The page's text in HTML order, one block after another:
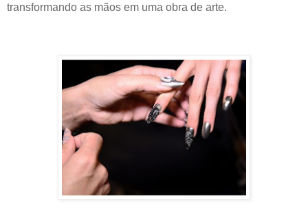
transformando as mãos em uma obra de arte.